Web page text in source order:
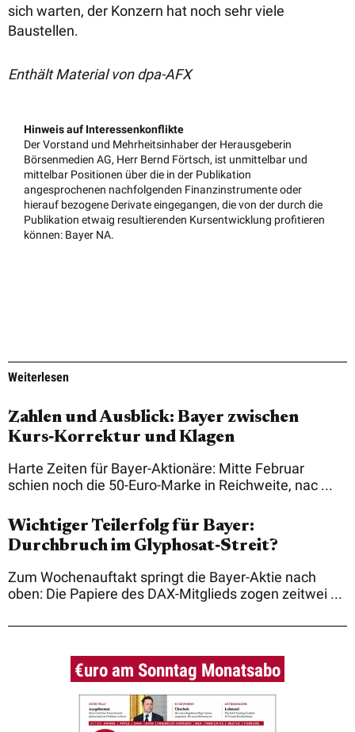
sich warten, der Konzern hat noch sehr viele
Baustellen.
Enthält Material von dpa-AFX
Hinweis auf Interessenkonflikte
Der Vorstand und Mehrheitsinhaber der Herausgeberin
Börsenmedien AG, Herr Bernd Förtsch, ist unmittelbar und
mittelbar Positionen über die in der Publikation
angesprochenen nachfolgenden Finanzinstrumente oder
hierauf bezogene Derivate eingegangen, die von der durch die
Publikation etwaig resultierenden Kursentwicklung profitieren
können: Bayer NA.
Weiterlesen
Zahlen und Ausblick: Bayer zwischen
Kurs‑Korrektur und Klagen
Harte Zeiten für Bayer-Aktionäre: Mitte Februar
schien noch die 50-Euro-Marke in Reichweite, nac ...
Wichtiger Teilerfolg für Bayer:
Durchbruch im Glyphosat‑Streit?
Zum Wochenauftakt springt die Bayer-Aktie nach
oben: Die Papiere des DAX-Mitglieds zogen zeitwei ...
€uro am Sonntag Monatsabo